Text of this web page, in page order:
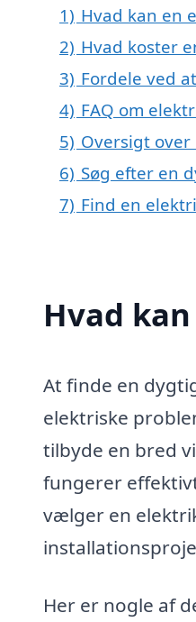
1) Hvad kan en
2) Hvad koster
3) Fordele ved
4) FAQ om
5) Oversigt
6) Søg efter en
7) Find en
Hvad
At finde en
elektriske
tilbyde en bred
fungerer
vælger en
Her er nogle af